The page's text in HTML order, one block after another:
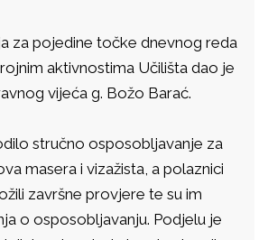
za pojedine točke dnevnog reda
aktivnostima Učilišta dao je
vijeća g. Božo Barać.
stručno osposobljavanje za
masera i vizažista, a polaznici
završne provjere te su im
o osposobljavanju. Podjelu je